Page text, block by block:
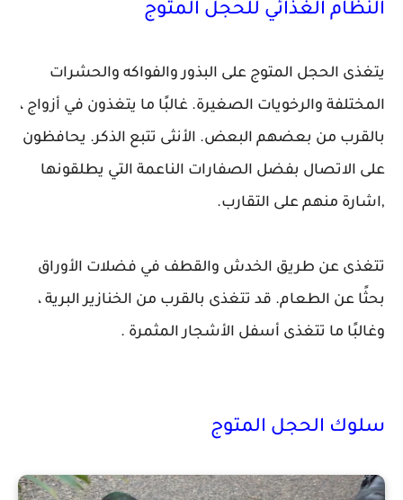
النظام الغذائي للحجل المتوج
يتغذى الحجل المتوج على البذور والفواكه والحشرات
المختلفة والرخويات الصغيرة. غالبًا ما يتغذون في أزواج ،
بالقرب من بعضهم البعض. الأنثى تتبع الذكر. يحافظون
على الاتصال بفضل الصفارات الناعمة التي يطلقونها
,اشارة منهم على التقارب.
تتغذى عن طريق الخدش والقطف في فضلات الأوراق
بحثًا عن الطعام. قد تتغذى بالقرب من الخنازير البرية ،
وغالبًا ما تتغذى أسفل الأشجار المثمرة .
سلوك الحجل المتوج